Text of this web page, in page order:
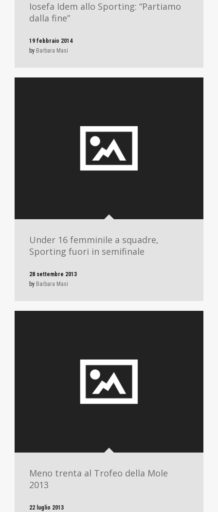
Iosefa Idem allo Sporting: “Partiamo
dalla fine”
19 febbraio 2014
by Barbara Masi
Under 16 femminile a squadre,
Sporting fuori in semifinale
28 settembre 2013
by Barbara Masi
Meno trenta al Trofeo della Mole
2013
22 luglio 2013